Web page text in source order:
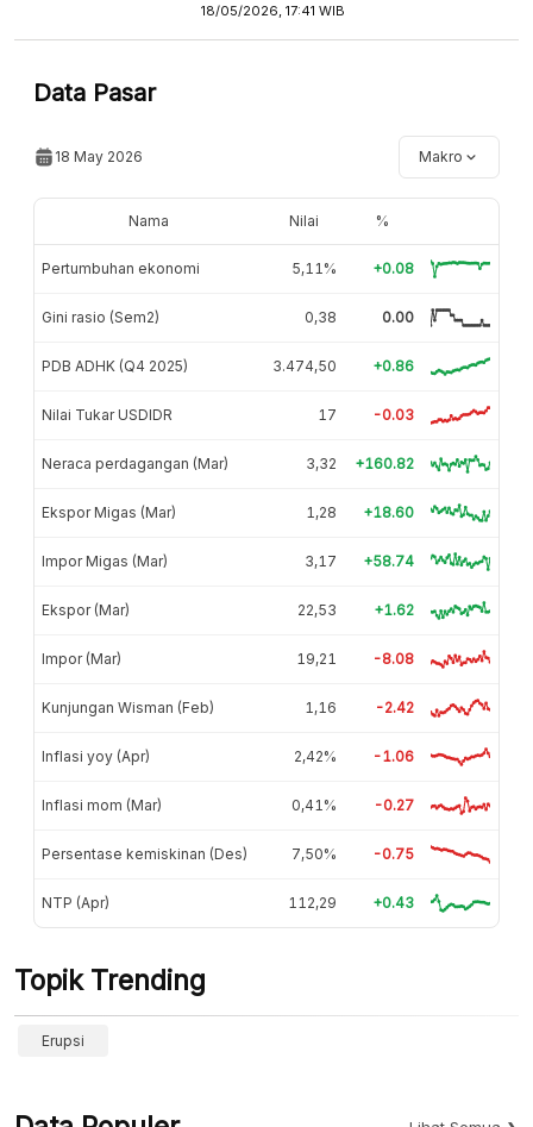
18/05/2026, 17:41 WIB
Data Pasar
18 May 2026 Makro
Nama Nilai %
Pertumbuhan ekonomi 5,11% +0.08
Gini rasio (Sem2) 0,38 0.00
PDB ADHK (Q4 2025) 3.474,50 +0.86
Nilai Tukar USDIDR 17 -0.03
Neraca perdagangan (Mar) 3,32 +160.82
Ekspor Migas (Mar) 1,28 +18.60
Impor Migas (Mar) 3,17 +58.74
Ekspor (Mar) 22,53 +1.62
Impor (Mar) 19,21 -8.08
Kunjungan Wisman (Feb) 1,16 -2.42
Inflasi yoy (Apr) 2,42% -1.06
Inflasi mom (Mar) 0,41% -0.27
Persentase kemiskinan (Des) 7,50% -0.75
NTP (Apr) 112,29 +0.43
Topik Trending
Erupsi